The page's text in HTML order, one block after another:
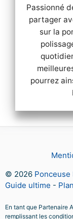
Passionné
partager
sur la
pourrez
© 2026 Ponceuse
Guide ultime -
En tant que Partenaire
remplissant les